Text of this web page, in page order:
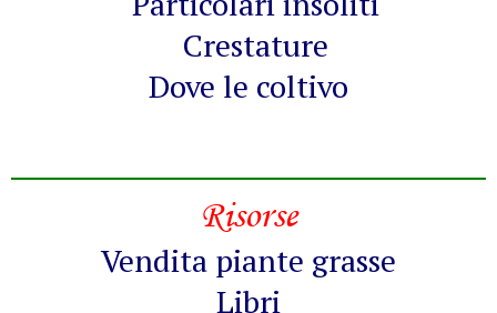
Crestature
Dove le coltivo
Risorse
Vendita piante grasse
Libri